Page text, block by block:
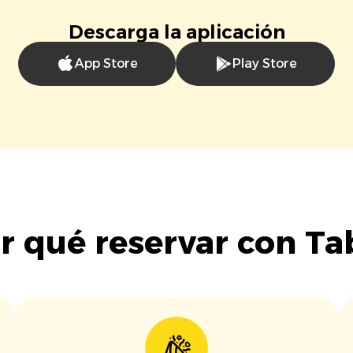
Descarga la aplicación
App Store Play Store
qué reservar con